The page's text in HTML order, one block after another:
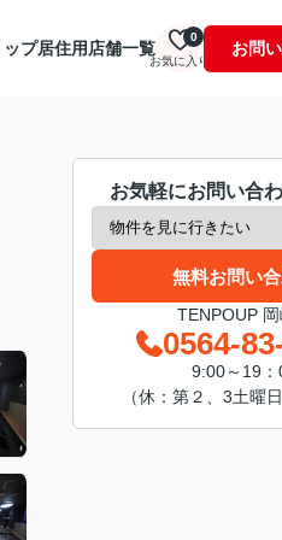
ップ居住用店舗一覧
お気に入り
0
お問
お気軽にお問い合
無料お問い
TENPOUP
0564-
9:00～19：
（休：第２、3土曜